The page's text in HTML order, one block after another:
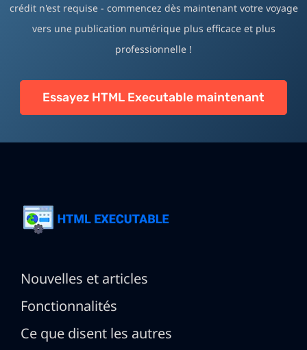
crédit n'est requise - commencez dès maintenant votre voyage
vers une publication numérique plus efficace et plus
professionnelle !
Essayez HTML Executable maintenant
Nouvelles et articles
Fonctionnalités
Ce que disent les autres